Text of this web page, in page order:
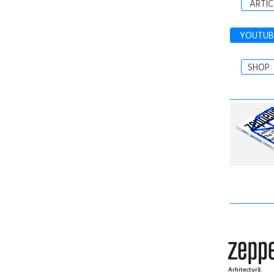
SHOP
Arhitectură.